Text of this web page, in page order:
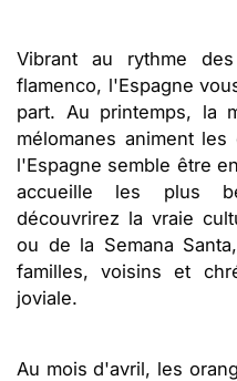
Vibrant au rythme
flamenco, l'Espagne
part. Au printemps, la
mélomanes animent
l'Espagne semble être
accueille les plus
découvrirez la vraie
ou de la Semana
familles, voisins et
joviale.
Au mois d'avril, les